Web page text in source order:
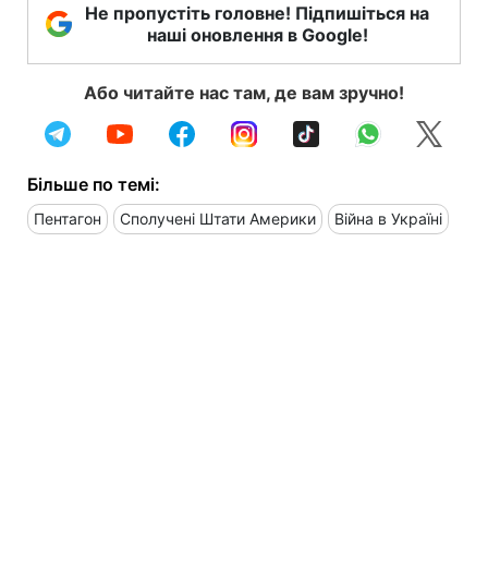
Не пропустіть головне! Підпишіться на
наші оновлення в Google!
Або читайте нас там, де вам зручно!
Більше по темі:
Пентагон Сполучені Штати Америки Війна в Україні